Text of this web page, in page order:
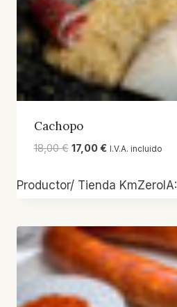
Cachopo
18,00€ El
original
17,00€El
actual
I.V.A. incluido
Productor/ Tienda KmZeroIA: